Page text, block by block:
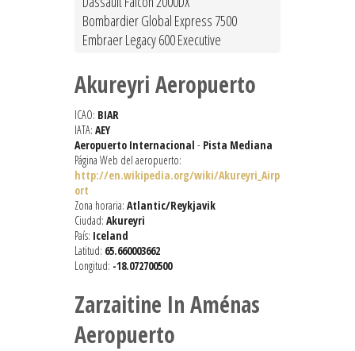
Bombardier Global Express 7500
Embraer Legacy 600 Executive
Akureyri Aeropuerto
ICAO: BIAR
IATA: AEY
Aeropuerto Internacional - Pista Mediana
Página Web del aeropuerto:
http://en.wikipedia.org/wiki/Akureyri_Airp
ort
Zona horaria: Atlantic/Reykjavik
Ciudad: Akureyri
País: Iceland
Latitud: 65.660003662
Longitud: -18.072700500
Zarzaitine In Aménas
Aeropuerto